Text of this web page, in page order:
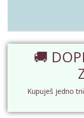
🚚
Kupuješ jedno